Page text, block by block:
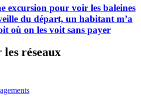
excursion pour voir les baleines
du départ, un habitant m’a
où on les voit sans payer
les réseaux